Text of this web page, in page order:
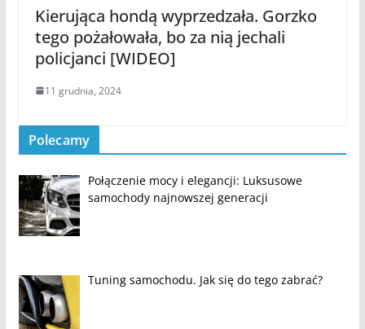
Kierująca hondą wyprzedzała. Gorzko
tego pożałowała, bo za nią jechali
policjanci [WIDEO]
11 grudnia, 2024
Polecamy
Połączenie mocy i elegancji: Luksusowe
samochody najnowszej generacji
Tuning samochodu. Jak się do tego zabrać?